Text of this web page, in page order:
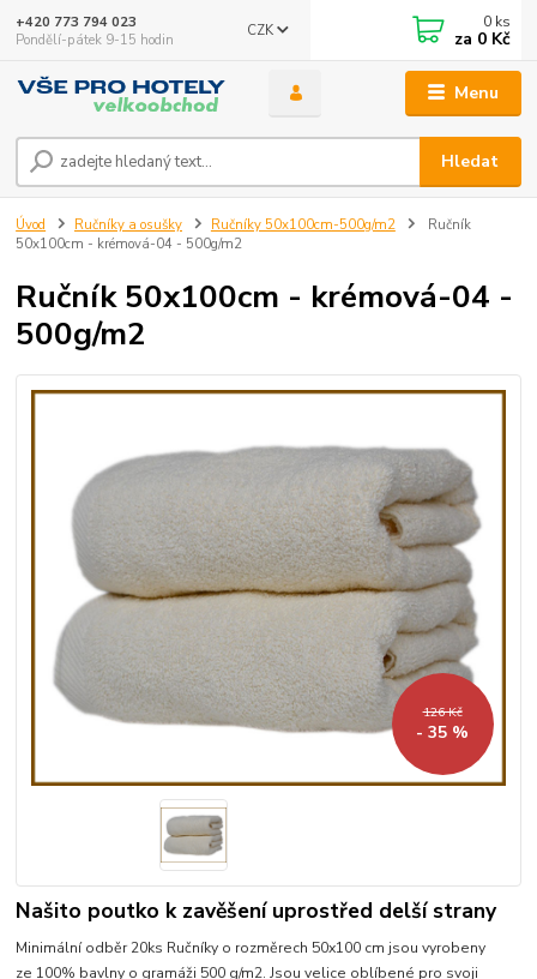
Menu
CZK
Hledat
+420 773 794 023
Pondělí-pátek 9-15 hodin
0 ks
za 0 Kč
Úvod Ručníky a osušky Ručníky 50x100cm-500g/m2
Ručník
50x100cm - krémová-04 - 500g/m2
Ručník 50x100cm - krémová-04 -
500g/m2
126 Kč
- 35 %
Našito poutko k zavěšení uprostřed delší strany
Minimální odběr 20ks Ručníky o rozměrech 50x100 cm jsou vyrobeny
ze 100% bavlny o gramáži 500 g/m2. Jsou velice oblíbené pro svoji